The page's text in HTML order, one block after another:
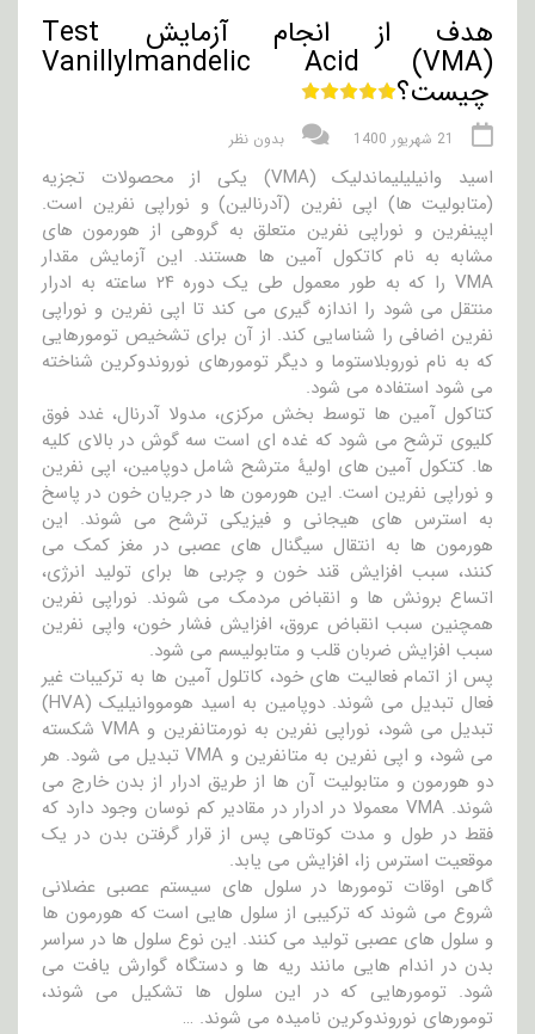
هدف از انجام آزمایش Test
Vanillylmandelic Acid (VMA)
چیست؟
21 شهریور 1400 بدون نظر
اسید وانیلیلیماندلیک (VMA) یکی از محصولات تجزیه
(متابولیت ها) اپی نفرین (آدرنالین) و نوراپی نفرین است.
اپینفرین و نوراپی نفرین متعلق به گروهی از هورمون های
مشابه به نام کاتکول آمین ها هستند. این آزمایش مقدار
VMA را که به طور معمول طی یک دوره ۲۴ ساعته به ادرار
منتقل می شود را اندازه گیری می کند تا اپی نفرین و نوراپی
نفرین اضافی را شناسایی کند. از آن برای تشخیص تومورهایی
که به نام نوروبلاستوما و دیگر تومورهای نوروندوکرین شناخته
می شود استفاده می شود.
کتاکول آمین ها توسط بخش مرکزی، مدولا آدرنال، غدد فوق
کلیوی ترشح می شود که غده ای است سه گوش در بالای کلیه
ها. کتکول آمین های اولیۀ مترشح شامل دوپامین، اپی نفرین
و نوراپی نفرین است. این هورمون ها در جریان خون در پاسخ
به استرس های هیجانی و فیزیکی ترشح می شوند. این
هورمون ها به انتقال سیگنال های عصبی در مغز کمک می
کنند، سبب افزایش قند خون و چربی ها برای تولید انرژی،
اتساع برونش ها و انقباض مردمک می شوند. نوراپی نفرین
همچنین سبب انقباض عروق، افزایش فشار خون، واپی نفرین
سبب افزایش ضربان قلب و متابولیسم می شود.
پس از اتمام فعالیت های خود، کاتلول آمین ها به ترکیبات غیر
فعال تبدیل می شوند. دوپامین به اسید هومووانیلیک (HVA)
تبدیل می شود، نوراپی نفرین به نورمتانفرین و VMA شکسته
می شود، و اپی نفرین به متانفرین و VMA تبدیل می شود. هر
دو هورمون و متابولیت آن ها از طریق ادرار از بدن خارج می
شوند. VMA معمولا در ادرار در مقادیر کم نوسان وجود دارد که
فقط در طول و مدت کوتاهی پس از قرار گرفتن بدن در یک
موقعیت استرس زا، افزایش می یابد.
گاهی اوقات تومورها در سلول های سیستم عصبی عضلانی
شروع می شوند که ترکیبی از سلول هایی است که هورمون ها
و سلول های عصبی تولید می کنند. این نوع سلول ها در سراسر
بدن در اندام هایی مانند ریه ها و دستگاه گوارش یافت می
شود. تومورهایی که در این سلول ها تشکیل می شوند،
تومورهای نوروندوکرین نامیده می شوند. …